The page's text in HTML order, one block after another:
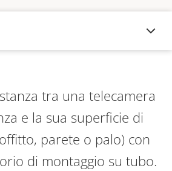
tra una telecamera
e la sua superficie di
parete o palo) con
di montaggio su tubo.